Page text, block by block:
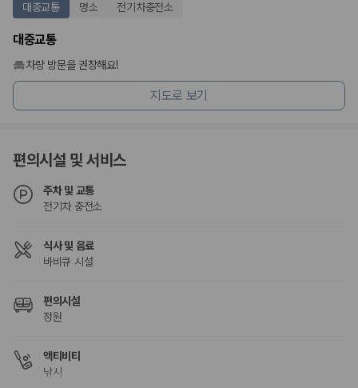
경차·소형차
가 가장 먼저 비교하는 차종입니다.
준중형·중형차
커플·친구 여행에서 많이 선택되며 가격과 승차감의 균형이 좋은 차
SUV
단체 여행이나 4인 이상 가족 여행에 적합하며 인원수, 짐 공간, 보
제주렌트카 보험까지 비교해야 진짜 가격비교입
니다
동일한 차량이라도 보험 조건에 따라 실제 부담 금액이 달라질 수 있습니
건을 함께 확인할 수 있도록 돕습니다.
다.
슈퍼자차:
대중교통 명소 전기차충전소
대중교통
차량 방문을 권장해요!
지도로 보기
편의시설 및 서비스
주차 및 교통
전기차 충전소
식사 및 음료
바비큐 시설
편의시설
정원
액티비티
낚시